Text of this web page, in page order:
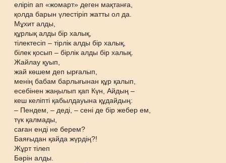
еліріп ап «жомарт» деген мақтанға,
қолда барын үлестіріп жатты ол да.
Мұхит алды,
құрлық алды бір халық,
тілектесіп – тірлік алды бір халық,
білек қосып – бірлік алды бір халық.
Жайлау қуып,
жай көшем деп ырғалып,
менің бабам барлығынан құр қалып,
есебінен жаңылып қап Күн, Айдың –
кеш келіпті қабылдауына құдайдың:
– Пендем, – деді, – сені де бір жебер ем,
түк қалмады,
саған енді не берем?
Баяғыдан қайда жүрдің?!
Жұрт тілеп
Бәрін алды.